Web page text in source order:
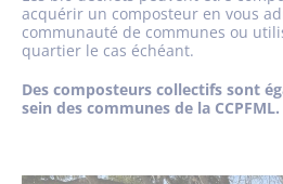
acquérir un composteur en vous
communauté de communes ou
quartier le cas échéant.
Des composteurs collectifs sont
sein des communes de la CCPFML.